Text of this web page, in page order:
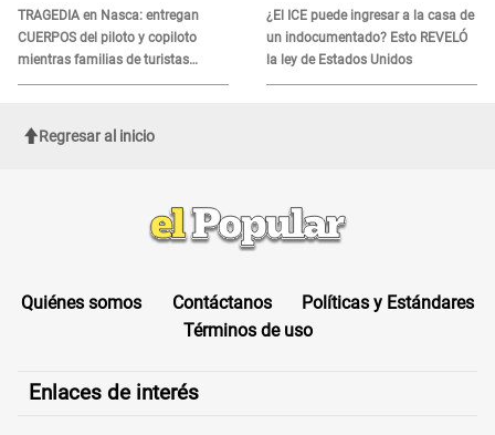
TRAGEDIA en Nasca: entregan
CUERPOS del piloto y copiloto
mientras familias de turistas
esperan identificación
HORAS CRÍTICAS
¿El ICE puede ingresar a la casa de
un indocumentado? Esto REVELÓ
la ley de Estados Unidos
Regresar al inicio
Quiénes somos Contáctanos
Políticas y Estándares
Términos de uso
Enlaces de interés